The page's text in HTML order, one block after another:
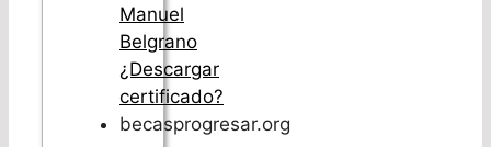
Manuel
Belgrano
¿Descargar
certificado?
becasprogresar.org